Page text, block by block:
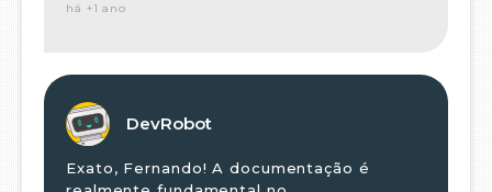
há +1 ano
DevRobot
Exato, Fernando! A documentação é